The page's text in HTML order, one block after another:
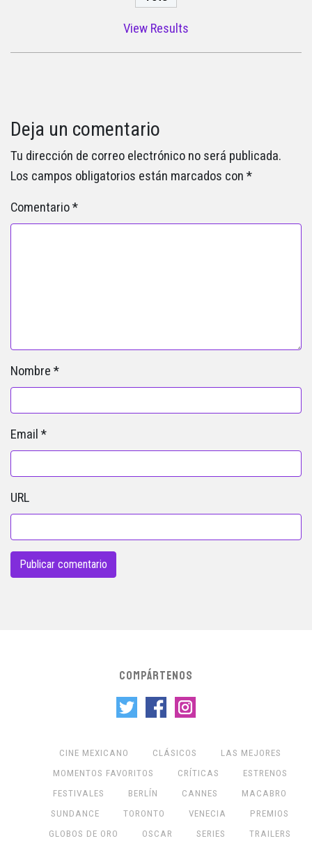
View Results
Deja un comentario
Tu dirección de correo electrónico no será publicada.
Los campos obligatorios están marcados con *
Comentario*
Nombre *
Email *
URL
COMPÁRTENOS
CINE MEXICANO CLÁSICOS
LAS MEJORES
MOMENTOS FAVORITOS
CRÍTICAS
ESTRENOS
FESTIVALES
BERLÍN CANNES
MACABRO
SUNDANCE
TORONTO VENECIA
PREMIOS
GLOBOS DE ORO
OSCAR SERIES
TRAILERS